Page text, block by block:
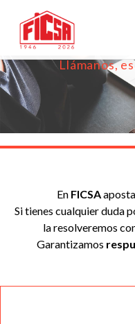
Llámanos,
En FICSA
Si tienes cualquier duda
la resolveremos
Garantizamos